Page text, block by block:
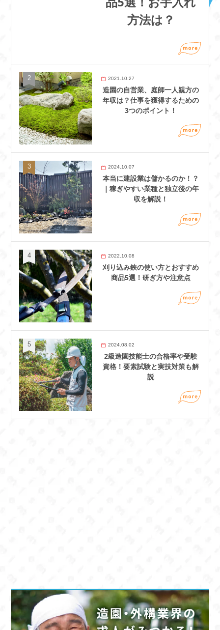
方法は？
2021.10.27
造園の自営業、庭師一人親方の
年収は？仕事を獲得するための
3つのポイント！
2024.10.07
本当に建設業は儲かるのか！？
｜稼ぎやすい業種と独立後の年
収を解説！
2022.10.08
刈り込み鋏の使い方とおすすめ
商品5選！研ぎ方や注意点
2024.08.02
2級造園技能士の合格率や受験
資格！要素試験と実技対策も解
説